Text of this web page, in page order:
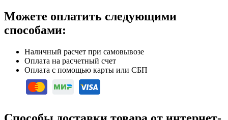
Можете оплатить следующими
способами:
Наличный расчет при самовывозе
Оплата на расчетный счет
Оплата с помощью карты или СБП